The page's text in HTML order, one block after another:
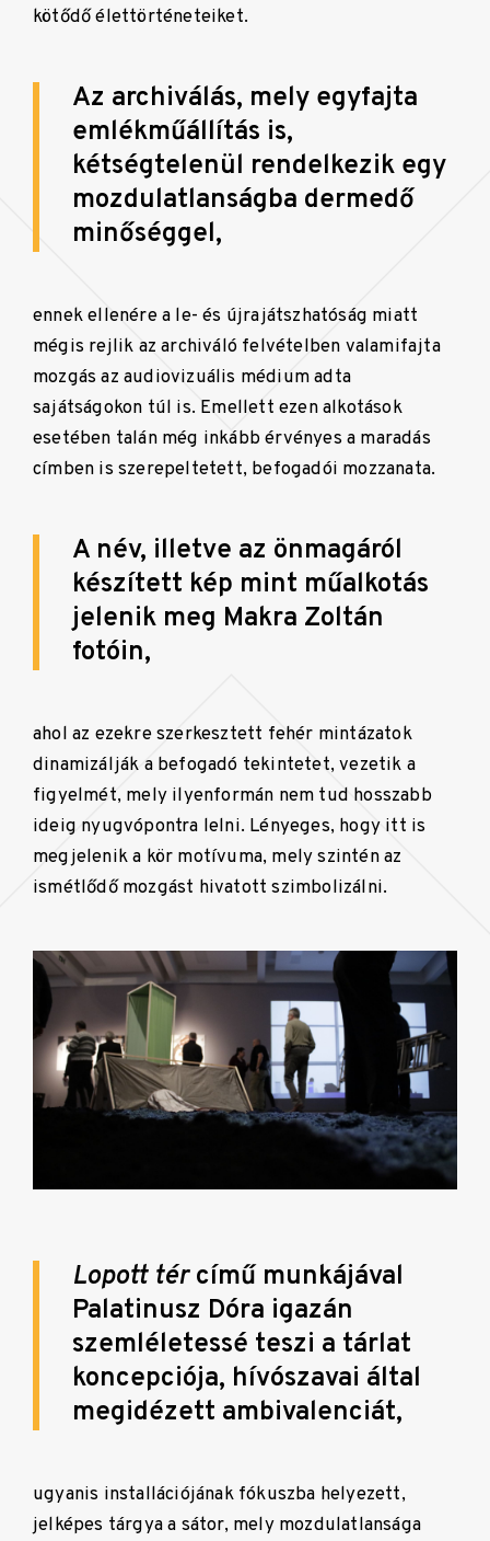
kötődő élettörténeteiket.
Az archiválás, mely egyfajta
emlékműállítás is,
kétségtelenül rendelkezik egy
mozdulatlanságba dermedő
minőséggel,
ennek ellenére a le- és újrajátszhatóság miatt
mégis rejlik az archiváló felvételben valamifajta
mozgás az audiovizuális médium adta
sajátságokon túl is. Emellett ezen alkotások
esetében talán még inkább érvényes a maradás
címben is szerepeltetett, befogadói mozzanata.
A név, illetve az önmagáról
készített kép mint műalkotás
jelenik meg Makra Zoltán
fotóin,
ahol az ezekre szerkesztett fehér mintázatok
dinamizálják a befogadó tekintetet, vezetik a
figyelmét, mely ilyenformán nem tud hosszabb
ideig nyugvópontra lelni. Lényeges, hogy itt is
megjelenik a kör motívuma, mely szintén az
ismétlődő mozgást hivatott szimbolizálni.
Lopott tércímű munkájával
Palatinusz Dóra igazán
szemléletessé teszi a tárlat
koncepciója, hívószavai által
megidézett ambivalenciát,
ugyanis installációjának fókuszba helyezett,
jelképes tárgya a sátor, mely mozdulatlansága